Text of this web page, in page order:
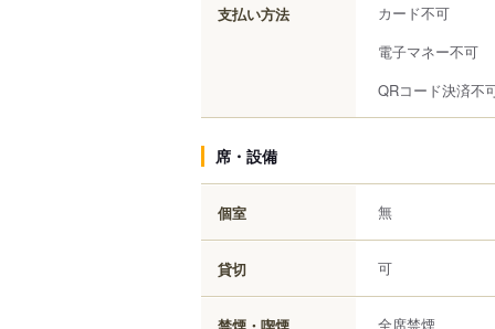
支払い方法
カード不可
電子マネー不可
QRコード決済不
席・設備
個室 無
貸切 可
禁煙・喫煙 全席禁煙